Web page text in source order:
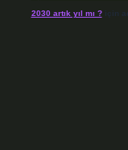
2030 artık yıl mı ?için